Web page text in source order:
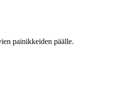
painikkeiden päälle.